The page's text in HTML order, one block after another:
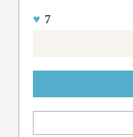
♥ 7